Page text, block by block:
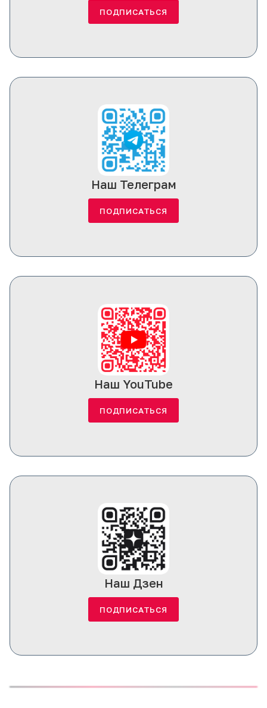
ПОДПИСАТЬСЯ
Наш Телеграм
ПОДПИСАТЬСЯ
Наш YouTube
ПОДПИСАТЬСЯ
Наш Дзен
ПОДПИСАТЬСЯ